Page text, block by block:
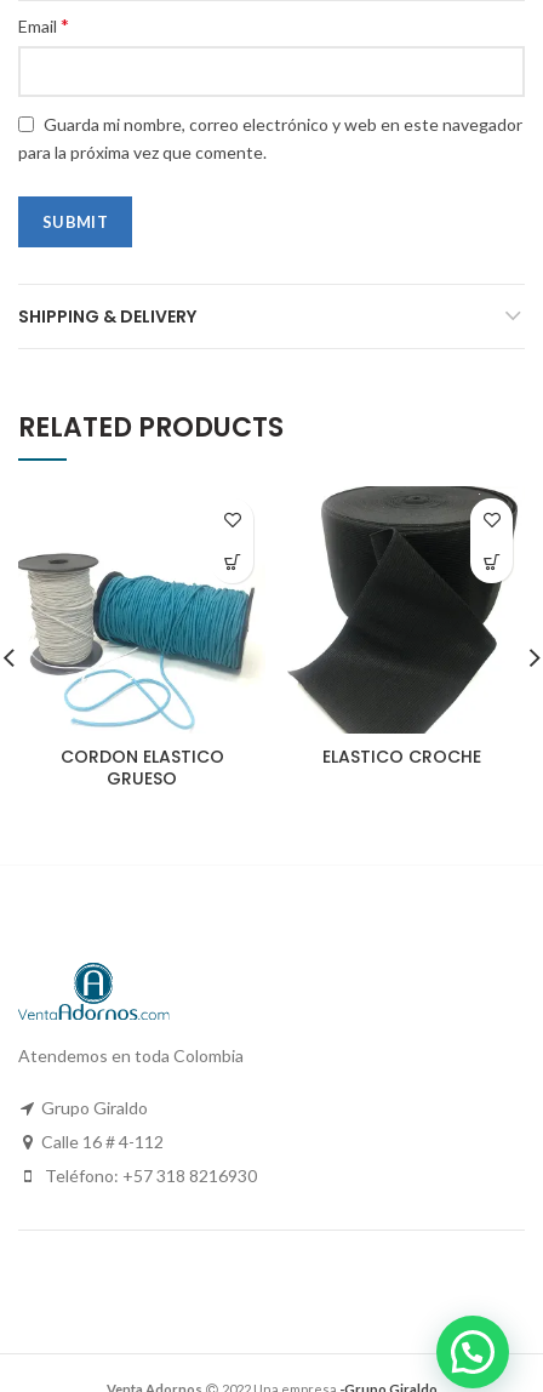
Email *
Guarda mi nombre, correo electrónico y web en este navegador
para la próxima vez que comente.
SHIPPING & DELIVERY
RELATED PRODUCTS
CORDON ELASTICO
GRUESO
ELASTICO CROCHE
Atendemos en toda Colombia
Grupo Giraldo
Calle 16 # 4-112
Teléfono: +57 318 8216930